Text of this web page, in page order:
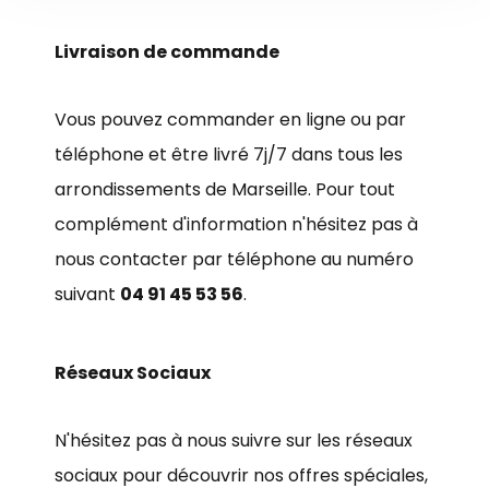
Livraison de commande
Vous pouvez commander en ligne ou par
téléphone et être livré 7j/7 dans tous les
arrondissements de Marseille. Pour tout
complément d'information n'hésitez pas à
nous contacter par téléphone au numéro
suivant 04 91 45 53 56.
Réseaux Sociaux
N'hésitez pas à nous suivre sur les réseaux
sociaux pour découvrir nos offres spéciales,